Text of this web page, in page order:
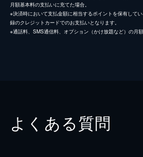
月額基本料の支払いに充てた場合。
※決済時において支払金額に相当するポイントを保有して
録のクレジットカードでのお支払いとなります。
※通話料、SMS通信料、オプション（かけ放題など）の月
よくある質問